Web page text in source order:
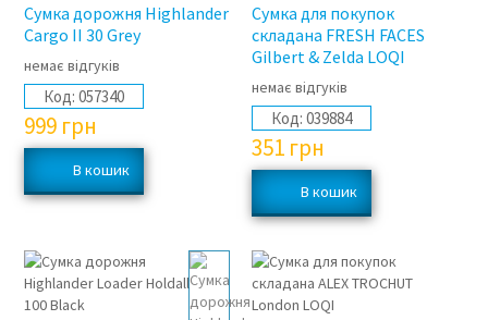
Сумка дорожня Highlander
Cargo II 30 Grey
немає відгуків
Код: 057340
999 грн
Сумка для покупок
складана FRESH FACES
Gilbert & Zelda LOQI
немає відгуків
Код: 039884
351 грн